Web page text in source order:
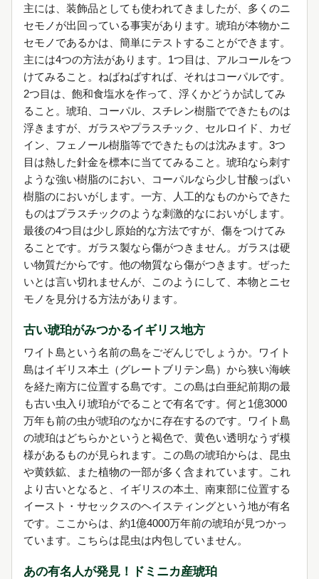
主には、装飾品としても使われてきましたが、多くのニ
セモノが出回っている事実があります。琥珀が本物かニ
セモノであるかは、簡単にテストすることができます。
主には4つの方法があります。1つ目は、アルコールをつ
けてみること。ねばねばすれば、それはコーパルです。
2つ目は、飽和食塩水を作って、浮くかどうか試してみ
ること。琥珀、コーパル、スチレン樹脂でできたものは
浮きますが、ガラスやプラスチック、セルロイド、カゼ
イン、フェノール樹脂等でできたものは沈みます。3つ
目は熱した針金を標本に当ててみること。琥珀なら刺す
ような強い樹脂のにおい、コーパルなら少し甘酸っぱい
樹脂のにおいがします。一方、人工的なものからできた
ものはプラスチックのような刺激的なにおいがします。
最後の4つ目は少し原始的な方法ですが、傷をつけてみ
ることです。ガラス製なら傷がつきません。ガラスは硬
い物質だからです。他の物質なら傷がつきます。ぜった
いとは言い切れませんが、このようにして、本物とニセ
モノを見分ける方法があります。
古い琥珀がみつかるイギリス地方
ワイト島という名前の島をごぞんじでしょうか。ワイト
島はイギリス本土（グレートブリテン島）から狭い海峡
を経た南方に位置する島です。この島は白亜紀前期の最
も古い虫入り琥珀がでることで有名です。何と1億3000
万年も前の虫が琥珀のなかに存在するのです。ワイト島
の琥珀はどちらかというと褐色で、黄色い透明なうず模
様があるものが見られます。この島の琥珀からは、昆虫
や黄鉄鉱、また植物の一部が多く含まれています。これ
より古いとなると、イギリスの本土、南東部に位置する
イースト・サセックスのヘイスティングという地が有名
です。ここからは、約1億4000万年前の琥珀が見つかっ
ています。こちらは昆虫は内包していません。
あの有名人が発見！ドミニカ産琥珀